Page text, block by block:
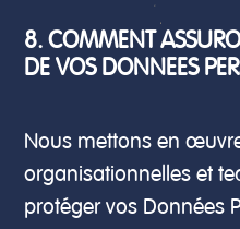
8. COMMENT
DE VOS DONNEES
Nous mettons en
organisationnelles et
protéger vos Données